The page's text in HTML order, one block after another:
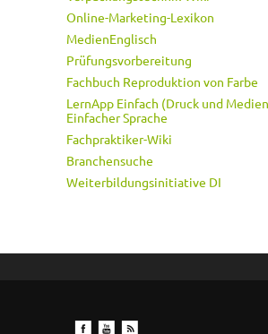
Online-Marketing-Lexikon
MedienEnglisch
Prüfungsvorbereitung
Fachbuch Reproduktion von Farbe
LernApp Einfach (Druck und
Einfacher Sprache
Fachpraktiker-Wiki
Branchensuche
Weiterbildungsinitiative DI